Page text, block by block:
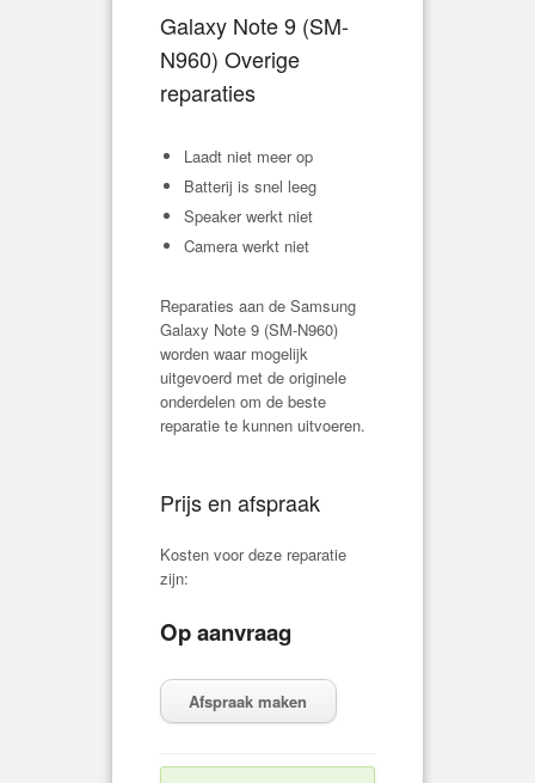
Galaxy Note 9 (SM-
N960) Overige
reparaties
Laadt niet meer op
Batterij is snel leeg
Speaker werkt niet
Camera werkt niet
Reparaties aan de Samsung
Galaxy Note 9 (SM-N960)
worden waar mogelijk
uitgevoerd met de originele
onderdelen om de beste
reparatie te kunnen uitvoeren.
Prijs en afspraak
Kosten voor deze reparatie
zijn:
Op aanvraag
Afspraak maken